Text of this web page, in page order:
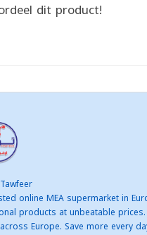
dit product!
online MEA supermarket in
products at unbeatable prices.
Europe. Save more every